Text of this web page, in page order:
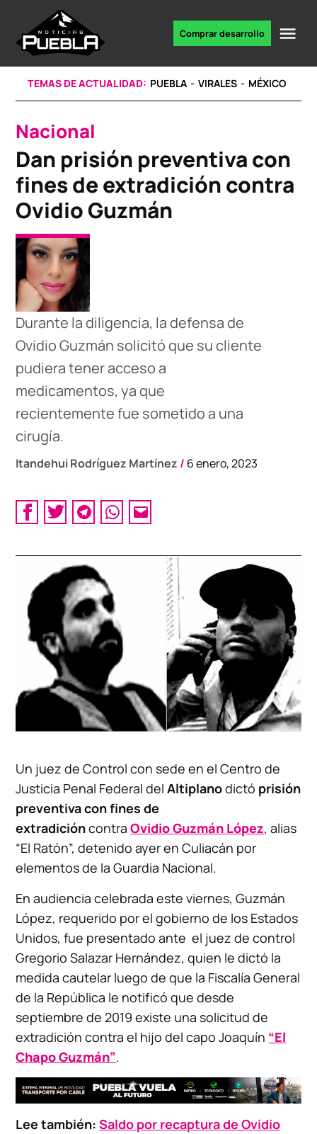
content
noticias
Comprar desarrollo
TEMAS DE ACTUALIDAD: PUEBLA VIRALES MÉXICO
POSTED
IN
Nacional
Dan prisión preventiva con
fines de extradición contra
Ovidio Guzmán
Durante la diligencia, la defensa de
Ovidio Guzmán solicitó que su cliente
pudiera tener acceso a
medicamentos, ya que
recientemente fue sometido a una
cirugía.
Itandehui Rodríguez Martínez / 6 enero, 2023
Un juez de Control con sede en el Centro de
Justicia Penal Federal delAltiplanodictó prisión
preventiva con fines de
extradicióncontraOvidio Guzmán López, alias
“El Ratón”, detenido ayer en Culiacán por
elementos de la Guardia Nacional.
En audiencia celebrada este viernes, Guzmán
López, requerido por el gobierno de los Estados
Unidos, fue presentado ante el juez de control
Gregorio Salazar Hernández, quien le dictó la
medida cautelar luego de que la Fiscalía General
de la República le notificó que desde
septiembre de 2019 existe una solicitud de
extradición contra el hijo del capo Joaquín “El
Chapo Guzmán”.
Lee también:Saldo por recaptura de Ovidio